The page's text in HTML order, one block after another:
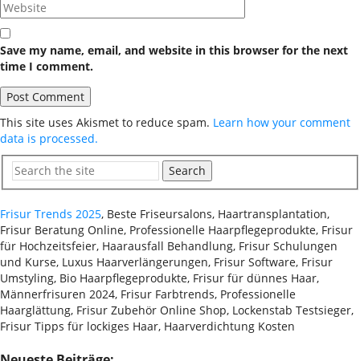
Save my name, email, and website in this browser for the next
time I comment.
This site uses Akismet to reduce spam. Learn how your comment
data is processed.
Search
Frisur Trends 2025, Beste Friseursalons, Haartransplantation,
Frisur Beratung Online, Professionelle Haarpflegeprodukte, Frisur
für Hochzeitsfeier, Haarausfall Behandlung, Frisur Schulungen
und Kurse, Luxus Haarverlängerungen, Frisur Software, Frisur
Umstyling, Bio Haarpflegeprodukte, Frisur für dünnes Haar,
Männerfrisuren 2024, Frisur Farbtrends, Professionelle
Haarglättung, Frisur Zubehör Online Shop, Lockenstab Testsieger,
Frisur Tipps für lockiges Haar, Haarverdichtung Kosten